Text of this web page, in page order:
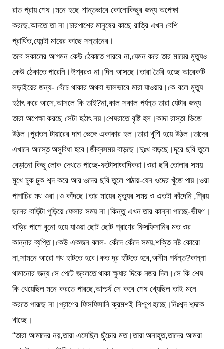
রাত প্রায় শেষ।মনে হছে শান্তভাবে কোনোকিছুর জন্য অপেক্ষা
করছে,আদতে তা না।চারপাশের মানুষের কাছে রাত্রি এখন বেশি
প্রার্থিত,যেমন্টা মায়ের কাছে সন্তানের।
তবে সকালের আগমন কেউ ঠেকাতে পারবে না,যেমন করে তার মায়ের মৃত্যুও
কেউ ঠেকাতে পারেনি।ঈশ্বরও না।দিন আসছে।তারা তৈরি হচ্ছে আরেকটি
লড়াইয়ের জন্য- বেঁচে থাকার অথবা ভালভাবে মারা যাওয়ার।কে বলে মৃত্যু
হঠাৎ করে আসে,আসলে কি তাই?না,কাল সকাল পর্যন্ত তারা যেটার জন্য
তারা অপেক্ষা করছে সেটা হঠাৎ নয়।শেষরাতে বৃষ্টি হল।কাদা রাস্তা ভিজে
উঠল।পুরাতন টায়ারের দাগ ভেঙ্গে একাকার হল।তারা খুশি হয়ে উঠল।তাদের
এখানে আস্তে অসুবিধা হবে।জীব্নসময় বাড়ছে।দুঃখ বাড়ছে।দূরে ছবি তুলে
বেড়ানো কিছু লোক দেখতে পাচ্ছে-ফটোসাংবাদিকরা।ওরা ছবি তোলার সময়
মুখে চুক চুক শব্দ করে আর ওদের ছবি তুলে পাঠায়-যেন ওদের খুঁজে পায়।ওরা
পাপাচির মথ ওরা।ও কাঁদছে।তার মায়ের মৃত্যুর সময় ও এতটা কাঁদেনি ,প্রিয়
ছনের বাড়িটা পুড়িয়ে ফেলার সময় না।কিন্তু এখন তার কান্না পাচ্ছে-ভীষণ।
বাড়ির পাশে বুনো হয়ে যাওয়া ছোট ছোট প্রাণের ফিসফিসানির মত ওর
কান্নার ব্যপ্তি।কেউ একজন বলল- কেঁদে কেঁদে সময়,শক্তি নষ্ট কোরো
না,সামনে আরো পথ হাটতে হবে।কত দূর হাঁটতে হবে,অসীম পর্যন্ত?কান্না
থামানোর জন্য সে পেটে জ্বলতে থাকা ক্ষুধার দিকে নজর দিল।সে কি শেষ
কি খেয়েছিল মনে করতে পারছে,আশ্চর্য সে কবে শেষ খ্যেছিল তাই মনে
করতে পারছে না।প্রাণের ফিসফিসানি ক্রমশই নিশ্চুপ হচ্ছে।নিঃশব্দ শব্দকে
খাচ্ছে।
“তারা আমাদের নয়,তারা এসেছিল ছুঁচোর মত।তারা অনাহূত,তাদের আমরা